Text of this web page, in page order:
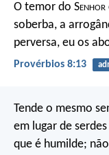
O temor do Senhor
soberba, a
perversa, eu os
Provérbios 8:13
Tende o mesmo
em lugar de
que é humilde;